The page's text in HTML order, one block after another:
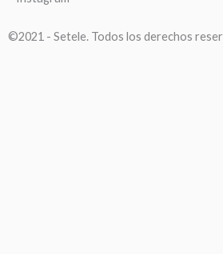
©2021 - Setele. Todos los derechos